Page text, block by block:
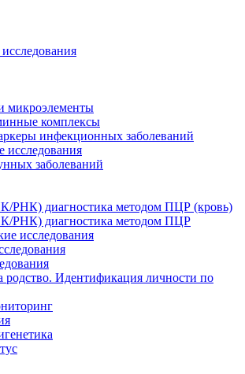
микроэлементы
комплексы
инфекционных заболеваний
исследования
заболеваний
РНК) диагностика методом ПЦР (кровь)
РНК) диагностика методом ПЦР
исследования
родство. Идентификация личности по